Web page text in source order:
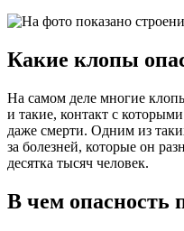
Какие клопы
На самом деле многие
и такие, контакт с
даже смерти. Одним из
за болезней, которые он
десятка тысяч человек.
В чем опасность